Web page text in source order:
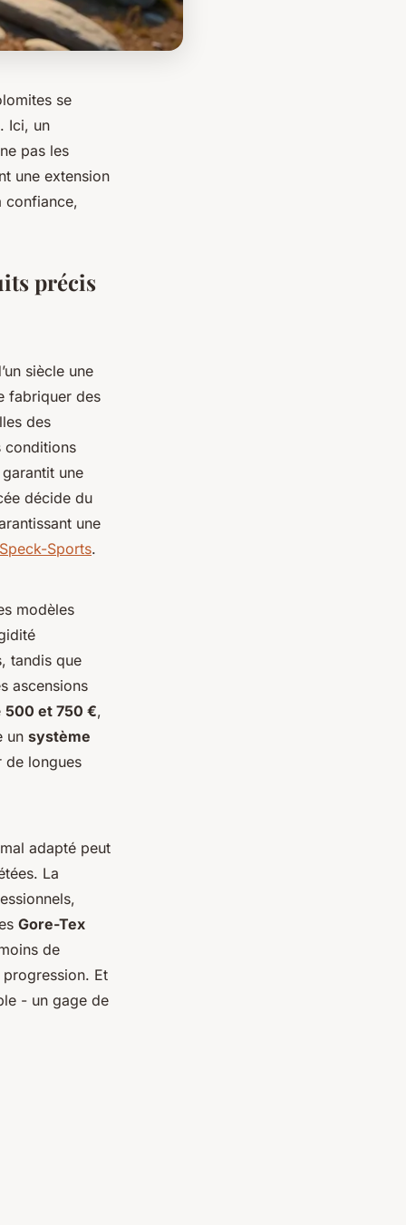
se
Ici, un
pas les
une extension
confiance,
précis
siècle une
fabriquer des
des
conditions
une
décide du
une
Speck-Sports.
modèles
tandis que
ascensions
500 et 750 €,
un système
de longues
adapté peut
La
Gore-Tex
de
Et
- un gage de